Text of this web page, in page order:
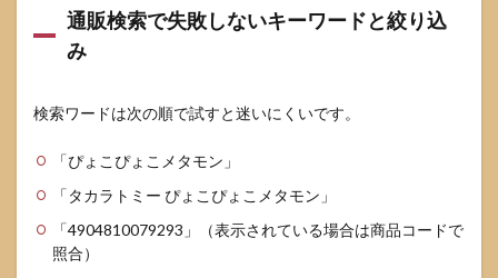
通販検索で失敗しないキーワードと絞り込
み
検索ワードは次の順で試すと迷いにくいです。
「ぴょこぴょこメタモン」
「タカラトミー ぴょこぴょこメタモン」
「4904810079293」（表示されている場合は商品コードで
照合）